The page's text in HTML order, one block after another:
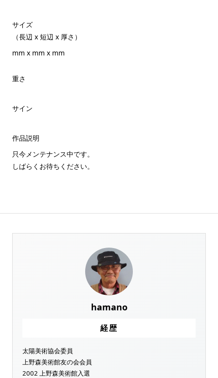
サイズ
（長辺 x 短辺 x 厚さ）
mm x mm x mm
重さ
サイン
作品説明
只今メンテナンス中です。
しばらくお待ちください。
hamano
経歴
太陽美術協会委員
上野森美術館友の会会員
2002 上野森美術館入選